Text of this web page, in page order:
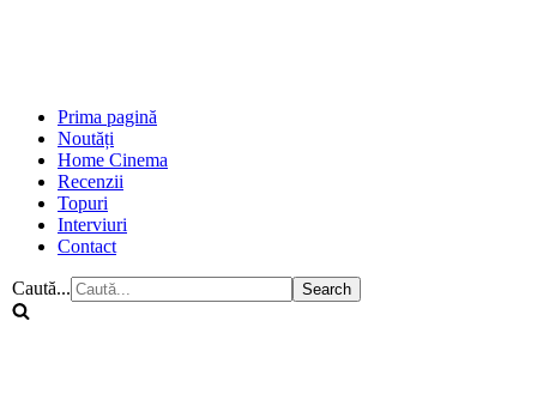
Prima pagină
Noutăți
Home Cinema
Recenzii
Topuri
Interviuri
Contact
Caută...